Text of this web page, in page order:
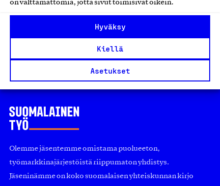
on välttämättömiä, jotta sivut toimisivat oikein.
Hyväksy
Kiellä
Asetukset
12…43
Olemme jäsentemme omistama puolueeton,
työmarkkinajärjestöistä riippumaton yhdistys.
Jäseninämme on koko suomalaisen yhteiskunnan kirjo